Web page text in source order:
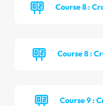
Course 8 :
Course 8 :
Course 9 :